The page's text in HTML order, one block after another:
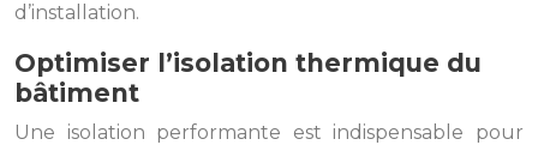
d’installation.
Optimiser l’isolation thermique du
bâtiment
Une isolation performante est indispensable pour